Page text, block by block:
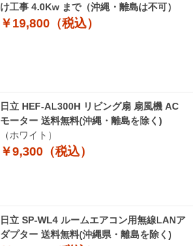
け工事 4.0Kw まで（沖縄・離島は不可）
￥19,800（税込）
日立 HEF-AL300H リビング扇 扇風機 AC
モーター 送料無料(沖縄・離島を除く)
（ホワイト）
￥9,300（税込）
日立 SP-WL4 ルームエアコン用無線LANア
ダプター 送料無料(沖縄県・離島を除く)